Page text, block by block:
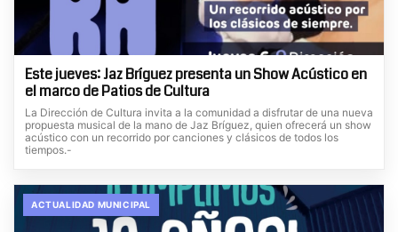
Este jueves: Jaz Bríguez presenta un Show Acústico en
el marco de Patios de Cultura
La Dirección de Cultura invita a la comunidad a disfrutar de una nueva
propuesta musical de la mano de Jaz Bríguez, quien ofrecerá un show
acústico con un recorrido por canciones y clásicos de todos los
tiempos.-
ACTUALIDAD MUNICIPAL